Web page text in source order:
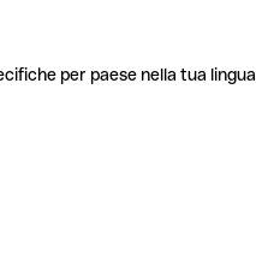
per paese nella tua lingua